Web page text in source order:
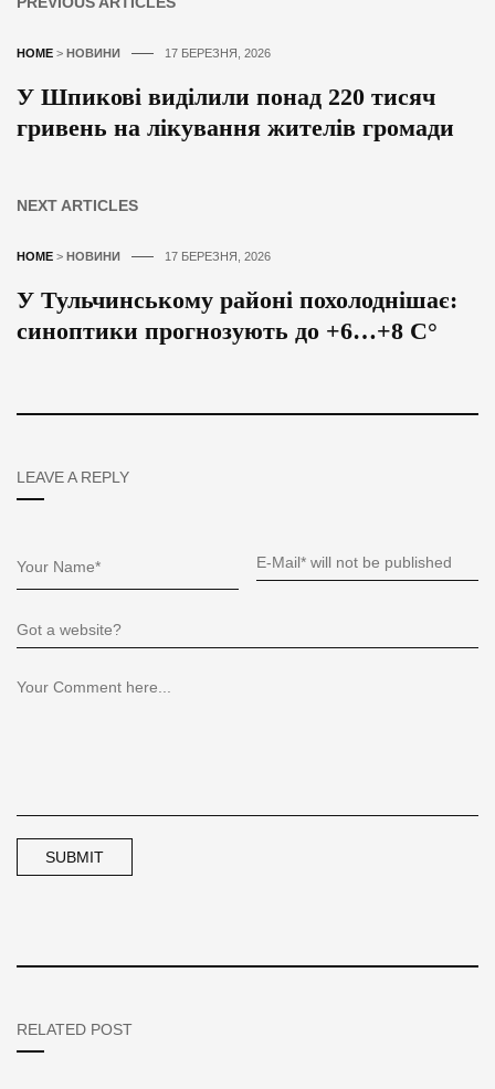
HOME > НОВИНИ 17 БЕРЕЗНЯ, 2026
У Шпикові виділили понад 220 тисяч
гривень на лікування жителів громади
NEXT ARTICLES
HOME > НОВИНИ 17 БЕРЕЗНЯ, 2026
У Тульчинському районі похолоднішає:
синоптики прогнозують до +6…+8 С°
LEAVE A REPLY
RELATED POST